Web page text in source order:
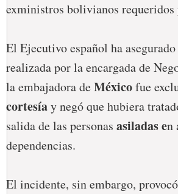
exministros bolivianos
El Ejecutivo español ha
realizada por la encargada de
la embajadora deMéxicofue
cortesíay negó que hubiera
salida de las personas asiladas en
dependencias.
El incidente, sin embargo,